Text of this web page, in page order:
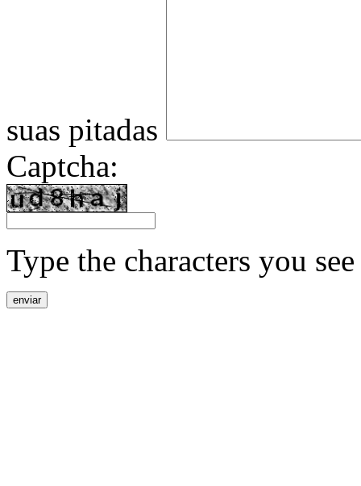
suas pitadas
Captcha:
Type the characters you